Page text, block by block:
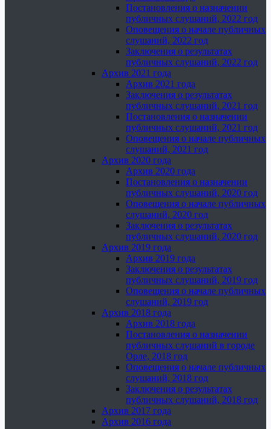
Постановления о назначении
публичных слушаний, 2022 год
Оповещения о начале публичных
слушаний, 2022 год
Заключения о результатах
публичных слушаний, 2022 год
Архив 2021 года
Архив 2021 года
Заключения о результатах
публичных слушаний, 2021 год
Постановления о назначении
публичных слушаний, 2021 год
Оповещения о начале публичных
слушаний, 2021 год
Архив 2020 года
Архив 2020 года
Постановления о назначении
публичных слушаний, 2020 год
Оповещения о начале публичных
слушаний, 2020 год
Заключения о результатах
публичных слушаний, 2020 год
Архив 2019 года
Архив 2019 года
Заключения о результатах
публичных слушаний, 2019 год
Оповещения о начале публичных
слушаний, 2019 год
Архив 2018 года
Архив 2018 года
Постановления о назначении
публичных слушаний в городе
Орле, 2018 год
Оповещения о начале публичных
слушаний, 2018 год
Заключения о результатах
публичных слушаний, 2018 год
Архив 2017 года
Архив 2016 года